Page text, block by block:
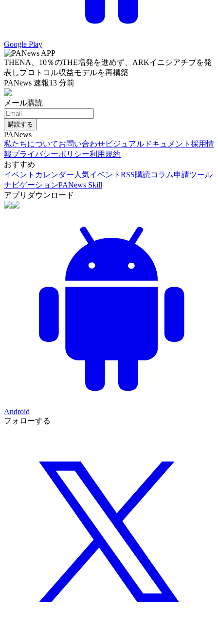
Google Play
THENA、10％のTHE増発を進めず、ARKイニシアチブを発
表しプロトコル収益モデルを再構築
PANews 速報13 分前
メール購読
購読する
PANews
私たちについてお問い合わせビジュアルドキュメント 採用情
報プライバシーポリシー利用規約
おすすめ
イベントカレンダー 人気イベント RSS購読コラム申請ツール
ナビゲーションPANews Skill
アプリダウンロード
Android
フォローする